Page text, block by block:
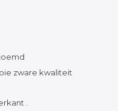
zware kwaliteit
.